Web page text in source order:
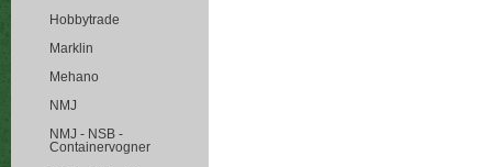
Hobbytrade
Marklin
Mehano
NMJ
NMJ - NSB -
Containervogner